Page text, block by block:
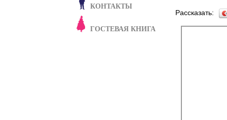
КОНТАКТЫ
ГОСТЕВАЯ КНИГА
Рассказать: